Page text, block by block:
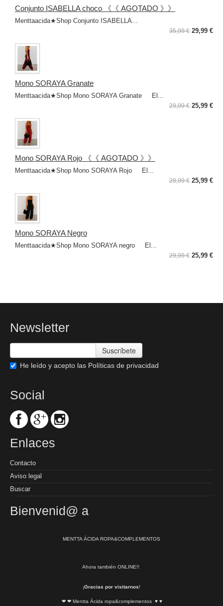
Conjunto ISABELLA choco 《《 AGOTADO 》》
Menttaacida★Shop Conjunto ISABELLA...
35,99 € 29,99 €
Mono SORAYA Granate
Menttaacida★Shop Mono SORAYA Granate El...
29,99 € 25,99 €
Mono SORAYA Rojo 《《 AGOTADO 》》
Menttaacida★Shop Mono SORAYA Rojo El...
29,99 € 25,99 €
Mono SORAYA Negro
Menttaacida★Shop Mono SORAYA negro El...
29,99 € 25,99 €
Newsletter
Suscríbete
He leído y acepto las Políticas de privacidad
Social
Enlaces
Contacto
Aviso legal
Buscar
Bienvenid@ a
MENTTA ÁCIDA ROPA&COMPLEMENTOS
Ahora también ONLINE!!
¡Gracias por visitarnos!
❤ ❤ Mentta Ácida ropa&complementos ♥ ♥